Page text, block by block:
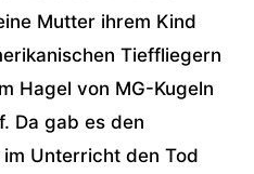
Mutter ihrem Kind
Tieffliegern
Hagel von MG-Kugeln
Da gab es den
Unterricht den Tod